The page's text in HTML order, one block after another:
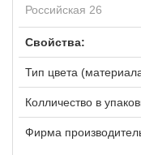
Российская 26
Свойства:
Тип цвета
Колличество в
Фирма